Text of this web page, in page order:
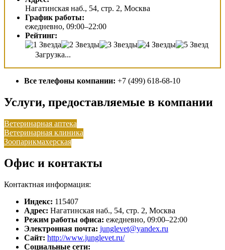
Нагатинская наб., 54, стр. 2, Москва
График работы:
ежедневно, 09:00–22:00
Рейтинг:
Загрузка...
Все телефоны компании: +7 (499) 618-68-10
Услуги, предоставляемые в компании
Ветеринарная аптека
Ветеринарная клиника
Зоопарикмахерская
Офис и контакты
Контактная информация:
Индекс: 115407
Адрес: Нагатинская наб., 54, стр. 2, Москва
Режим работы офиса: ежедневно, 09:00–22:00
Электронная почта: junglevet@yandex.ru
Сайт: http://www.junglevet.ru/
Социальные сети: